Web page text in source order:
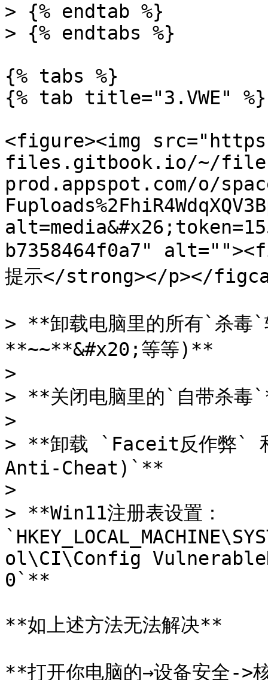
> {% endtab %}
> {% endtabs %}
{% tabs %}
{% tab title="3.VWE" %}
<figure><img
files.gitbook.io/~/
prod.appspot.com/o/
b7358464f0a7"
提示</strong></p></
> **卸载电脑里的所有`杀
**~~**&#x20;等等)**
>
> **关闭电脑里的`自带杀毒
>
> **卸载 `Faceit反作弊`
Anti-Cheat)`**
>
> **Win11注册表设置：
ol\CI\Config
0`**
**如上述方法无法解决**
**打开你电脑的→设备安全->